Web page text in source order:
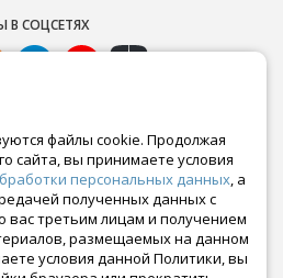
В СОЦСЕТЯХ
Почта:
файлы cookie. Продолжая
сайта, вы принимаете условия
персональных данных, а
полученных данных с
третьим лицам и получением
размещаемых на данном
условия данной Политики, вы